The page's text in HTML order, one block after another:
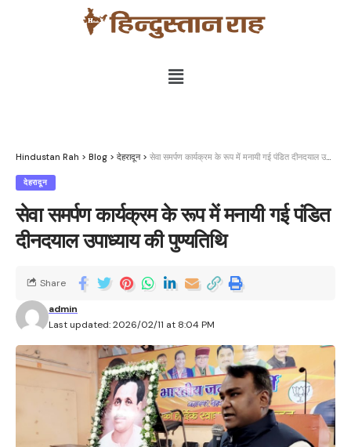
Hindustan Rah > Blog > देहरादून> सेवा समर्पण कार्यक्रम के रूप में मनायी गई पंडित दीनदयाल उपाध्याय की पुण्यतिथि
देहरादून
सेवा समर्पण कार्यक्रम के रूप में मनायी गई पंडित
दीनदयाल उपाध्याय की पुण्यतिथि
Last updated: 2026/02/11 at 8:04 PM
admin
Share